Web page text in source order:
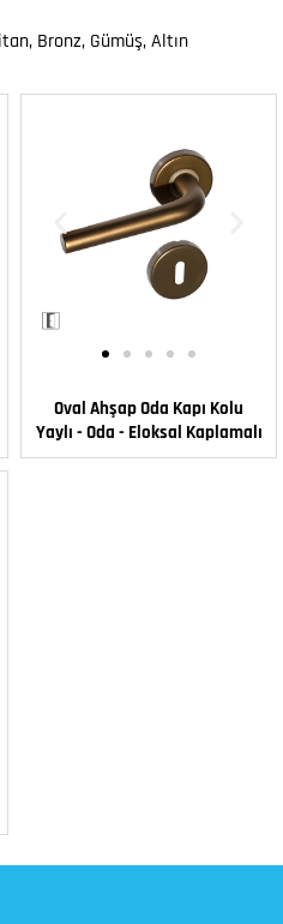
Bronz, Gümüş, Altın
Oval Ahşap Oda Kapı Kolu
Yaylı - Oda - Eloksal Kaplamalı